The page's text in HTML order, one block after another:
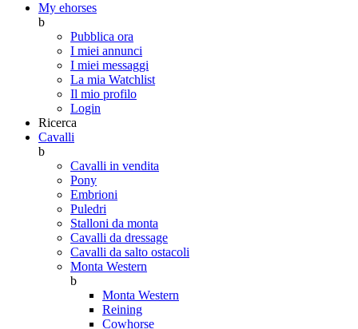
My ehorses
b
Pubblica ora
I miei annunci
I miei messaggi
La mia Watchlist
Il mio profilo
Login
Ricerca
Cavalli
b
Cavalli in vendita
Pony
Embrioni
Puledri
Stalloni da monta
Cavalli da dressage
Cavalli da salto ostacoli
Monta Western
b
Monta Western
Reining
Cowhorse